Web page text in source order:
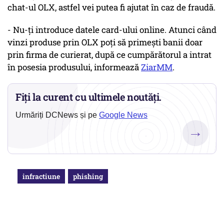
chat-ul OLX, astfel vei putea fi ajutat în caz de fraudă.
- Nu-ți introduce datele card-ului online. Atunci când
vinzi produse prin OLX poți să primești banii doar
prin firma de curierat, după ce cumpărătorul a intrat
în posesia produsului, informeazăZiarMM.
Fiți la curent cu ultimele noutăți.
Urmăriți DCNews și pe Google News
→
infractiune phishing